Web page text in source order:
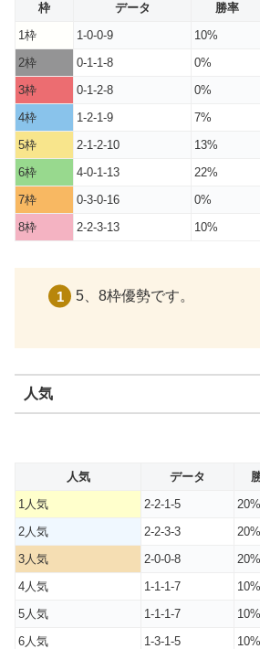
枠 データ 勝率
1枠
1-0-0-9 10%
2枠
0-1-1-8 0%
3枠
0-1-2-8 0%
4枠
1-2-1-9 7%
5枠
2-1-2-10 13%
6枠
4-0-1-13 22%
7枠
0-3-0-16 0%
8枠
2-2-3-13 10%
5、8枠優勢です。
人気
人気 データ
1人気
2-2-1-5 20%
2人気
2-2-3-3 20%
3人気
2-0-0-8 20%
4人気
1-1-1-7 10%
5人気
1-1-1-7 10%
6人気
1-3-1-5 10%